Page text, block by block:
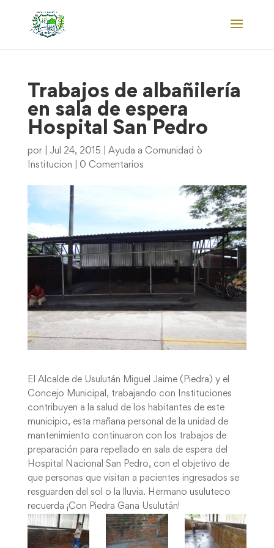
Trabajos de albañilería
en sala de espera
Hospital San Pedro
por Jul 24, 2015
Ayuda a Comunidad ò
Institucion
0 Comentarios
El Alcalde de Usulután Miguel Jaime (Piedra) y el
Concejo Municipal, trabajando con Instituciones
contribuyen a la salud de los habitantes de este
municipio, esta mañana personal de la unidad de
mantenimiento continuaron con los trabajos de
preparación para repellado en sala de espera del
Hospital Nacional San Pedro, con el objetivo de
que personas que visitan a pacientes ingresados se
resguarden del sol o la lluvia. Hermano usuluteco
recuerda ¡Con Piedra Gana Usulután!